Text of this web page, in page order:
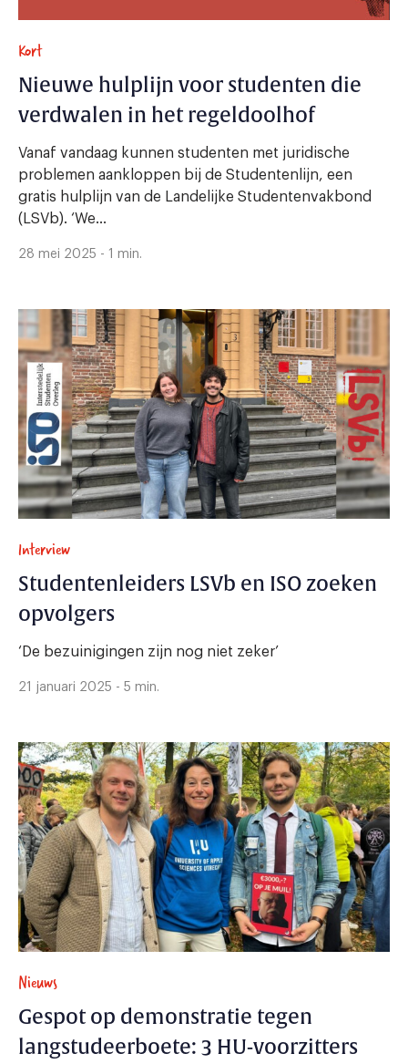
Kort
Nieuwe hulplijn voor studenten die
verdwalen in het regeldoolhof
Vanaf vandaag kunnen studenten met juridische
problemen aankloppen bij de Studentenlijn, een
gratis hulplijn van de Landelijke Studentenvakbond
(LSVb). ‘We...
28 mei 2025 - 1 min.
Interview
Studentenleiders LSVb en ISO zoeken
opvolgers
‘De bezuinigingen zijn nog niet zeker’
21 januari 2025 - 5 min.
Nieuws
Gespot op demonstratie tegen
langstudeerboete: 3 HU-voorzitters